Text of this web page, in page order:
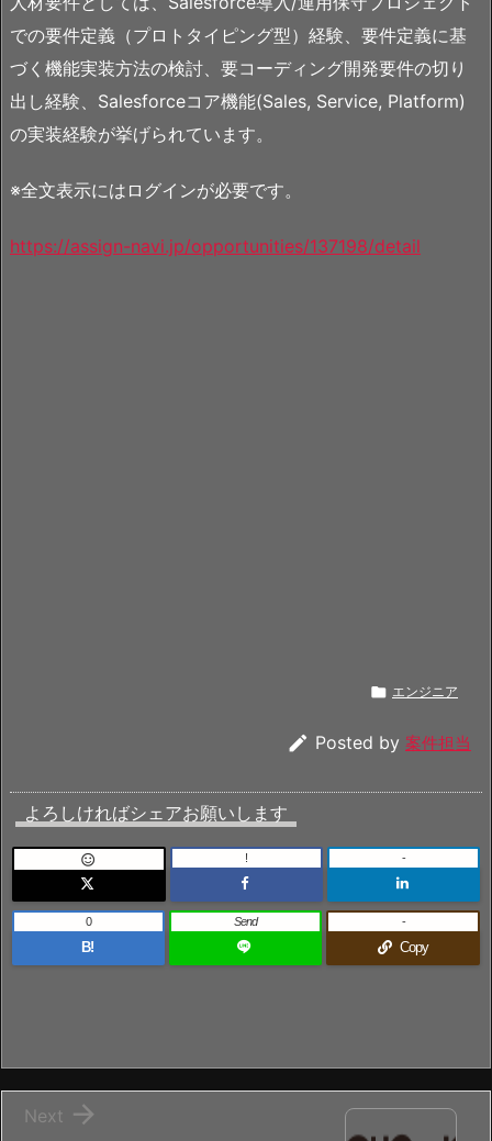
での要件定義（プロトタイピング型）経験、要件定義に基
づく機能実装方法の検討、要コーディング開発要件の切り
出し経験、Salesforceコア機能(Sales, Service, Platform)
の実装経験が挙げられています。
※全文表示にはログインが必要です。
https://assign-navi.jp/opportunities/137198/detail
 エンジニア
 Posted by 案件担当
よろしければシェアお願いします
 ! -
B!
0 Send
Copy
-

Next